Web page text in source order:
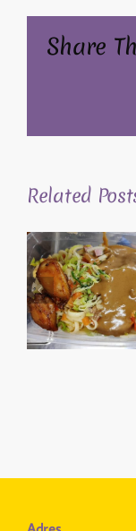
Share
Related